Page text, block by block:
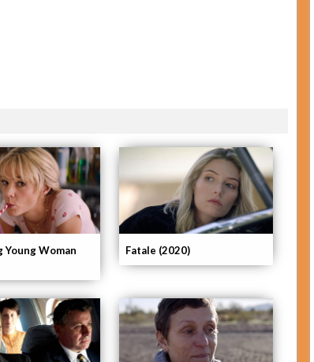
Fatale (2020)
Young Woman